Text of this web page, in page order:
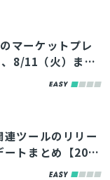
マーケットプレ
8/11（火）まで
料コンテンツを
ツールのリリー
ートまとめ【202